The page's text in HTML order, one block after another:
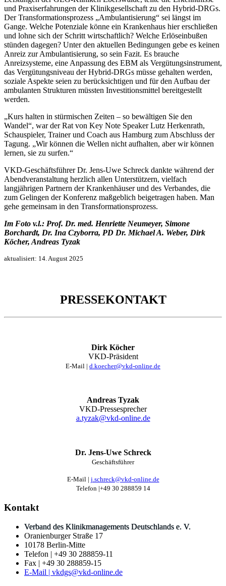
und Praxiserfahrungen der Klinikgesellschaft zu den Hybrid-DRGs.
Der Transformationsprozess „Ambulantisierung“ sei längst im
Gange. Welche Potenziale könne ein Krankenhaus hier erschließen
und lohne sich der Schritt wirtschaftlich? Welche Erlöseinbußen
stünden dagegen? Unter den aktuellen Bedingungen gebe es keinen
Anreiz zur Ambulantisierung, so sein Fazit. Es brauche
Anreizsysteme, eine Anpassung des EBM als Vergütungsinstrument,
das Vergütungsniveau der Hybrid-DRGs müsse gehalten werden,
soziale Aspekte seien zu berücksichtigen und für den Aufbau der
ambulanten Strukturen müssten Investitionsmittel bereitgestellt
werden.
„Kurs halten in stürmischen Zeiten – so bewältigen Sie den
Wandel“, war der Rat von Key Note Speaker Lutz Herkenrath,
Schauspieler, Trainer und Coach aus Hamburg zum Abschluss der
Tagung. „Wir können die Wellen nicht aufhalten, aber wir können
lernen, sie zu surfen.“
VKD-Geschäftsführer Dr. Jens-Uwe Schreck dankte während der
Abendveranstaltung herzlich allen Unterstützern, vielfach
langjährigen Partnern der Krankenhäuser und des Verbandes, die
zum Gelingen der Konferenz maßgeblich beigetragen haben. Man
gehe gemeinsam in den Transformationsprozess.
Im Foto v.l.: Prof. Dr. med. Henriette Neumeyer, Simone
Borchardt, Dr. Ina Czyborra, PD Dr. Michael A. Weber, Dirk
Köcher, Andreas Tyzak
aktualisiert: 14. August 2025
PRESSEKONTAKT
Dirk Köcher
VKD-Präsident
E-Mail | d.koecher@vkd-online.de
Andreas Tyzak
VKD-Pressesprecher
a.tyzak@vkd-online.de
Dr. Jens-Uwe Schreck
Geschäftsführer
E-Mail | j.schreck@vkd-online.de
Telefon |+49 30 288859 14
Kontakt
Verband des Klinikmanagements Deutschlands e. V.
Oranienburger Straße 17
10178 Berlin-Mitte
Telefon | +49 30 288859-11
Fax | +49 30 288859-15
E-Mail | vkdgs@vkd-online.de